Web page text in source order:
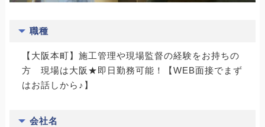
職種
【大阪本町】施工管理や現場監督の経験をお持ちの
方 現場は大阪★即日勤務可能！【WEB面接でまず
はお話しから♪】
会社名